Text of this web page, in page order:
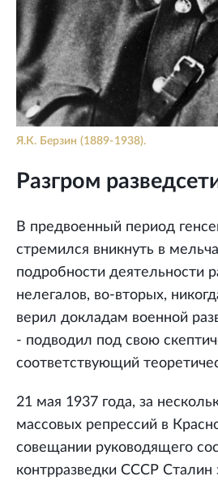
Я.К. Берзин (1889-1938).
Разгром
В предвоенный период
стремился вникнуть в
подробности деятельности
нелегалов, во-вторых,
верил докладам военной
- подводил под свою
соответствующий
21 мая 1937 года, за
массовых репрессий в
совещании руководящего
контрразведки СССР Сталин